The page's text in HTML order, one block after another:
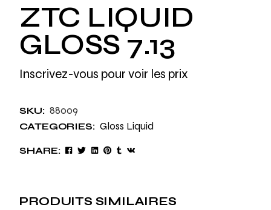
ZTC LIQUID
GLOSS 7.13
Inscrivez-vous pour voir les prix
SKU: 88009
CATEGORIES: Gloss Liquid
SHARE:
PRODUITS SIMILAIRES